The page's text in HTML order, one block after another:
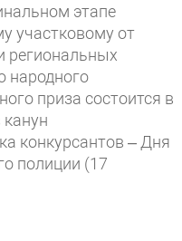
этапе
участковому от
региональных
народного
приза состоится в
конкурсантов – Дня
полиции (17